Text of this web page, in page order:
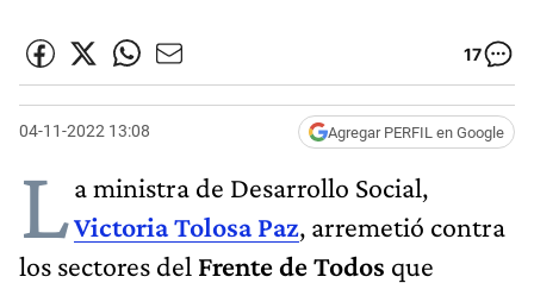
17
04-11-2022 13:08 Agregar PERFIL en Google
La ministra de Desarrollo Social,
Victoria Tolosa Paz, arremetió contra
los sectores del Frente de Todos que